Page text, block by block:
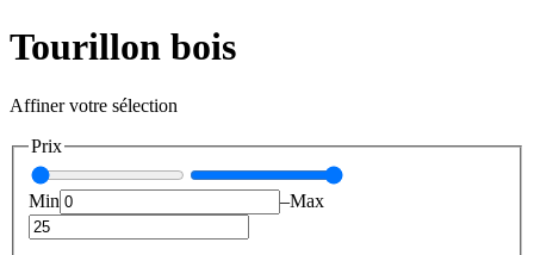
Tourillon bois
Affiner votre sélection
Prix
Min –Max